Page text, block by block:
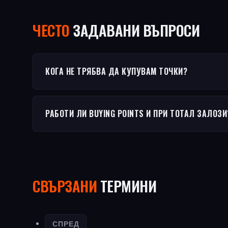
ЧЕСТOЗАДАВАНИ ВЪПРОСИ
КОГА НЕ ТРЯБВА ДА КУПУВАМ ТОЧКИ?
РАБОТИ ЛИ BUYING POINTS И ПРИ ТОТАЛ
СВЪРЗАНИТЕРМИНИ
СПРЕД